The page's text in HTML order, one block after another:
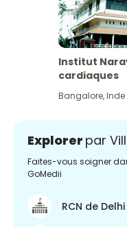
Institut
cardiaques
Bangalore,Inde
Explorer par
Faites-vous soigner
GoMedii
RCN de Delhi